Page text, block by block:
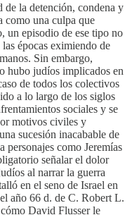
de la detención, condena y
como una culpa que
un episodio de ese tipo no
épocas eximiendo de
Sin embargo,
hubo judíos implicados en
de todos los colectivos
a lo largo de los siglos
sociales y se
motivos civiles y
sucesión inacabable de
personajes como Jeremías
señalar el dolor
al narrar la guerra
en el seno de Israel en
año 66 d. de C. Robert L.
David Flusser le